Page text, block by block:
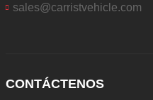
sales@carristvehicle.com
CONTÁCTENOS